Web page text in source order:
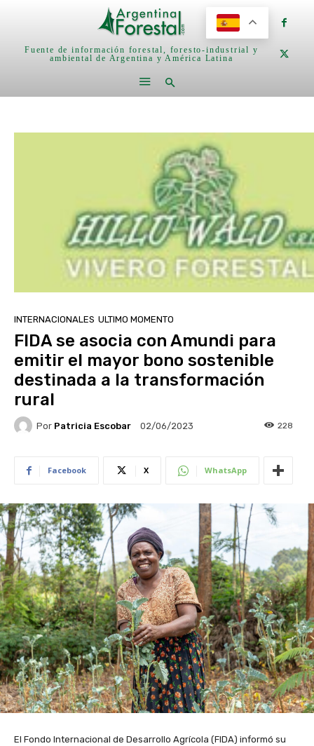
Fuente de información forestal, foresto-industrial y
ambiental de Argentina y América Latina
INTERNACIONALES ULTIMO MOMENTO
FIDA se asocia con Amundi para
emitir el mayor bono sostenible
destinada a la transformación
rural
Por Patricia Escobar 02/06/2023 228
Facebook X WhatsApp
El Fondo Internacional de Desarrollo Agrícola (FIDA) informó su